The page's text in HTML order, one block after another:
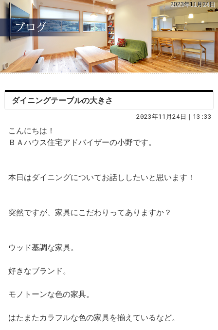
2023年11月24日
ダイニングテーブルの大きさ
2023年11月24日｜13:33
こんにちは！
ＢＡハウス住宅アドバイザーの小野です。
本日はダイニングについてお話ししたいと思います！
突然ですが、家具にこだわりってありますか？
ウッド基調な家具。
好きなブランド。
モノトーンな色の家具。
はたまたカラフルな色の家具を揃えているなど。